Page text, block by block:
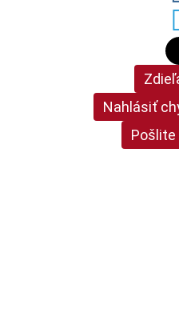
Nahlásiť